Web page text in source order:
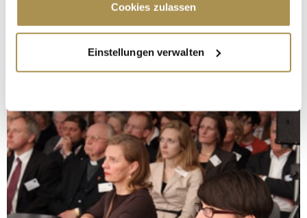
Trigger Symbol ändern oder widerrufen
Informationen über Ihre geografische Lage
erfassen, welche bis auf einige Meter genau sein
bestimmten Merkmalen (Fingerprinting) identifizieren
Erfahren Sie mehr darüber, wie Ihre persönlichen Daten
verarbeitet werden, und legen Sie Ihre Präferenzen im
Abschnitt Einzelheitenfest.
Wir verwenden Cookies, um Inhalte und Anzeigen zu
Cookies zulassen
Einstellungen verwalten